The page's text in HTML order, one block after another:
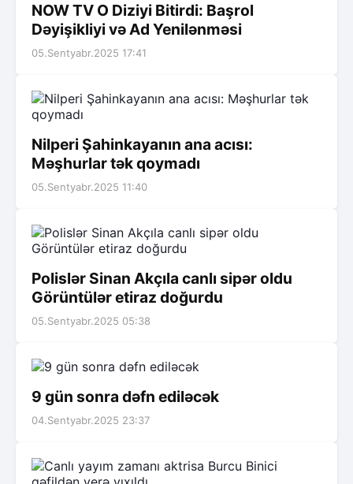
NOW TV O Diziyi Bitirdi: Başrol
Dəyişikliyi və Ad Yenilənməsi
05.Sentyabr.2025 17:41
Nilperi Şahinkayanın ana acısı:
Məşhurlar tək qoymadı
05.Sentyabr.2025 11:40
Polislər Sinan Akçıla canlı sipər oldu
Görüntülər etiraz doğurdu
05.Sentyabr.2025 05:38
9 gün sonra dəfn ediləcək
04.Sentyabr.2025 23:37